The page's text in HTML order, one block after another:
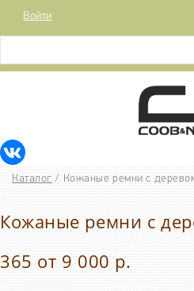
Войти
Каталог / Кожаные ремни с
Кожаные ремни с
365 от 9 000 р.